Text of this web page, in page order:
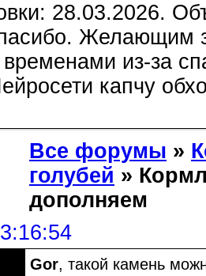
28.03.2026.
Желающим
временами из-за
капчу
Все форумы »
голубей »
дополняем
Gor, такой камень